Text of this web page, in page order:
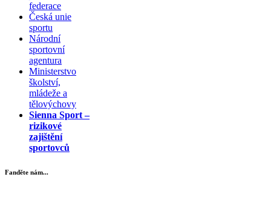
federace
Česká unie
sportu
Národní
sportovní
agentura
Ministerstvo
školství,
mládeže a
tělovýchovy
Sienna Sport –
rizikové
zajištění
sportovců
Fanděte nám...